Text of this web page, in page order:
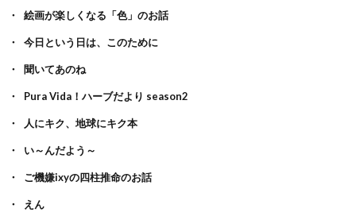
絵画が楽しくなる「色」のお話
今日という日は、このために
聞いてあのね
Pura Vida！ハーブだより season2
人にキク、地球にキク本
い～んだよう～
ご機嫌ixyの四柱推命のお話
えん